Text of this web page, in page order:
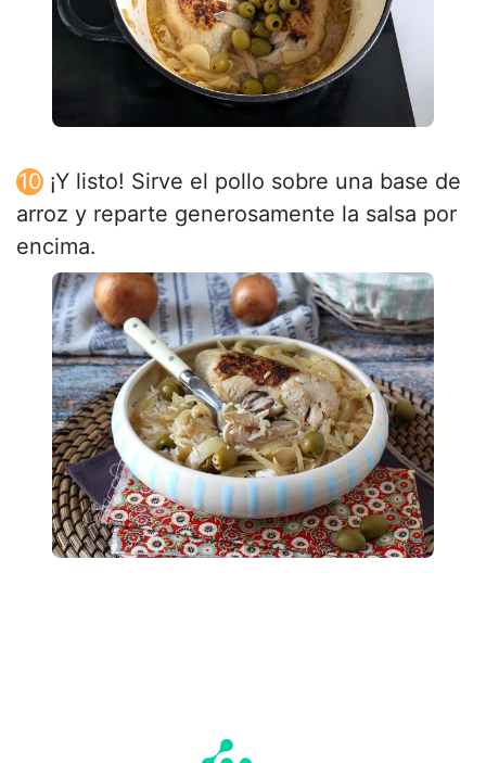
¡Y listo! Sirve el pollo sobre una base de
arroz y reparte generosamente la salsa por
encima.